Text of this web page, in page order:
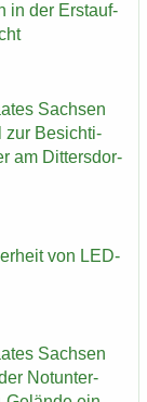
in der Erst­auf­
Sach­sen
zur Be­sich­ti­
am Dit­ters­dor­
von LED-​
Sach­sen
Not­un­ter­